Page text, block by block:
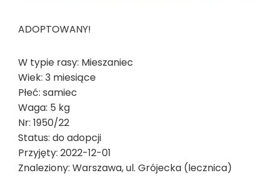
ADOPTOWANY!
W typie rasy: Mieszaniec
Wiek: 3 miesiące
Płeć: samiec
Waga: 5 kg
Nr: 1950/22
Status: do adopcji
Przyjęty: 2022-12-01
Znaleziony: Warszawa, ul. Grójecka (lecznica)